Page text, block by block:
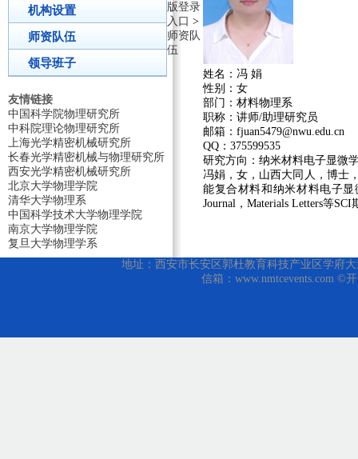
姓名： 冯 娟
性别： 女
部门： 材料物理系
职称： 讲师/助理研究员
邮箱： fjuan5479@nwu.edu.cn
QQ： 375599535
研究方向： 纳米材料电子显微
冯娟，女，山西大同人，博士
能复合材料和纳米材料电子显
Journal，Materials Letters等
机构设置
师资队伍
领导班子
友情链接
中国科学院物理研究所
中科院理论物理研究所
上海光学精密机械研究所
长春光学精密机械与物理研究所
西安光学精密机械研究所
北京大学物理学院
清华大学物理系
中国科学技术大学物理学院
南京大学物理学院
复旦大学物理学系
版登录
入口 >
师资队
伍
地址：西安市长安区郭杜教育科技产业区学府
信箱：www.nmtcevents.com ©